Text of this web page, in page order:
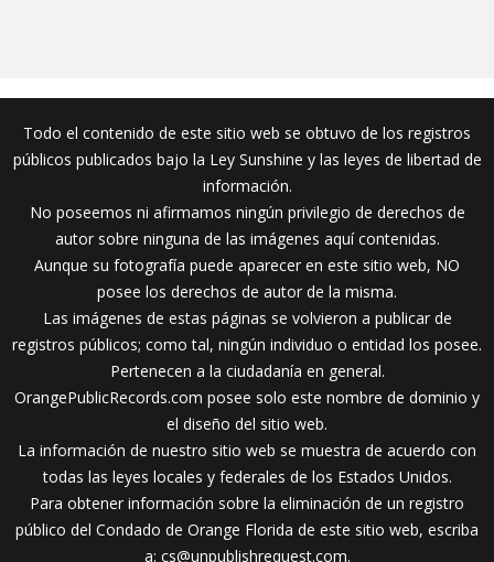
Todo el contenido de este sitio web se obtuvo de los registros
públicos publicados bajo la Ley Sunshine y las leyes de libertad de
información.
No poseemos ni afirmamos ningún privilegio de derechos de
autor sobre ninguna de las imágenes aquí contenidas.
Aunque su fotografía puede aparecer en este sitio web, NO
posee los derechos de autor de la misma.
Las imágenes de estas páginas se volvieron a publicar de
registros públicos; como tal, ningún individuo o entidad los posee.
Pertenecen a la ciudadanía en general.
OrangePublicRecords.com posee solo este nombre de dominio y
el diseño del sitio web.
La información de nuestro sitio web se muestra de acuerdo con
todas las leyes locales y federales de los Estados Unidos.
Para obtener información sobre la eliminación de un registro
público del Condado de Orange Florida de este sitio web, escriba
a: cs@unpublishrequest.com.